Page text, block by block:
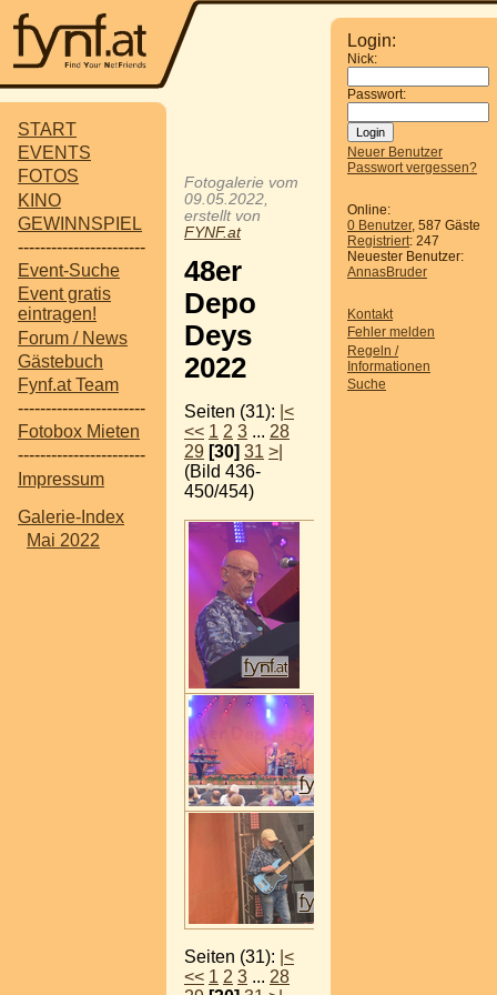
START
EVENTS
FOTOS
KINO
GEWINNSPIEL
-----------------------
Event-Suche
Event gratis
eintragen!
Forum / News
Gästebuch
Fynf.at Team
-----------------------
Fotobox Mieten
-----------------------
Impressum
Galerie-Index
Mai 2022
Login:
Nick:
Passwort:
Neuer Benutzer
Passwort vergessen?
Online:
0 Benutzer, 587 Gäste
Registriert: 247
Neuester Benutzer:
AnnasBruder
Kontakt
Fehler melden
Regeln /
Informationen
Suche
Fotogalerie vom
09.05.2022,
erstellt von
FYNF.at
48er
Depo
Deys
2022
Seiten (31): |<
<< 1 2 3 ... 28
29 [30] 31 >|
(Bild 436-
450/454)
Seiten (31): |<
<< 1 2 3 ... 28